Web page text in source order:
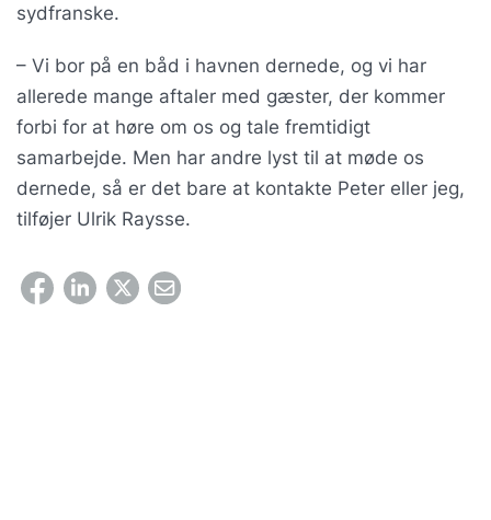
sydfranske.
– Vi bor på en båd i havnen dernede, og vi har
allerede mange aftaler med gæster, der kommer
forbi for at høre om os og tale fremtidigt
samarbejde. Men har andre lyst til at møde os
dernede, så er det bare at kontakte Peter eller jeg,
tilføjer Ulrik Raysse.